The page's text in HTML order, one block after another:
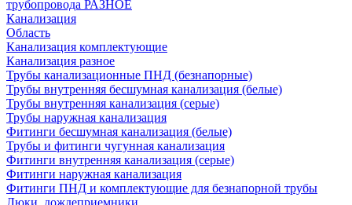
трубопровода РАЗНОЕ
Канализация
Область
Канализация комплектующие
Канализация разное
Трубы канализационные ПНД (безнапорные)
Трубы внутренняя бесшумная канализация (белые)
Трубы внутренняя канализация (серые)
Трубы наружная канализация
Фитинги бесшумная канализация (белые)
Трубы и фитинги чугунная канализация
Фитинги внутренняя канализация (серые)
Фитинги наружная канализация
Фитинги ПНД и комплектующие для безнапорной трубы
Люки, дождеприемники